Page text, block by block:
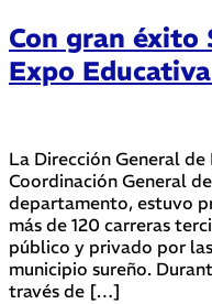
Con gran éxito
Expo
La Dirección General de
Coordinación General
departamento, estuvo
más de 120 carreras
público y privado por
municipio sureño.
través de […]